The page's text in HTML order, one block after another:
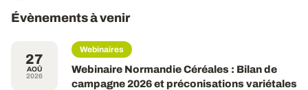
Évènements à venir
27
AOÛ
2026
Webinaires
Webinaire Normandie Céréales : Bilan de
campagne 2026 et préconisations variétales